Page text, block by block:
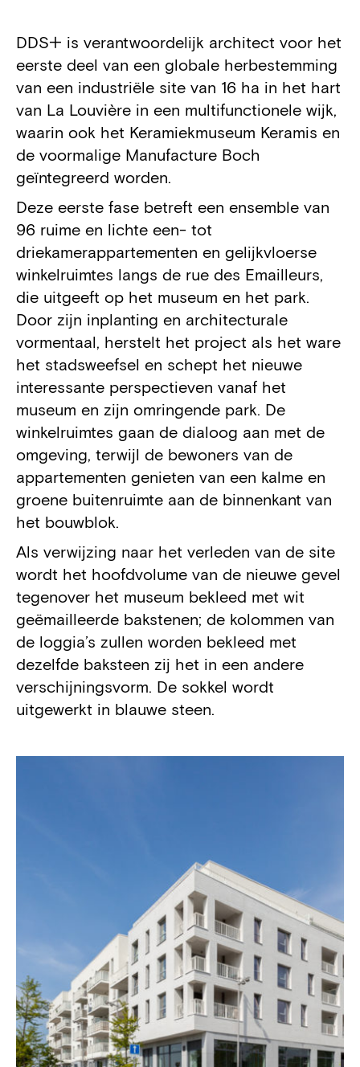
Projectdetails
DDS+ is verantwoordelijk architect voor het
eerste deel van een globale herbestemming
van een industriële site van 16 ha in het hart
van La Louvière in een multifunctionele wijk,
waarin ook het Keramiekmuseum Keramis en
de voormalige Manufacture Boch
geïntegreerd worden.
Deze eerste fase betreft een ensemble van
96 ruime en lichte een- tot
driekamerappartementen en gelijkvloerse
winkelruimtes langs de rue des Emailleurs,
die uitgeeft op het museum en het park.
Door zijn inplanting en architecturale
vormentaal, herstelt het project als het ware
het stadsweefsel en schept het nieuwe
interessante perspectieven vanaf het
museum en zijn omringende park. De
winkelruimtes gaan de dialoog aan met de
omgeving, terwijl de bewoners van de
appartementen genieten van een kalme en
groene buitenruimte aan de binnenkant van
het bouwblok.
Als verwijzing naar het verleden van de site
wordt het hoofdvolume van de nieuwe gevel
tegenover het museum bekleed met wit
geëmailleerde bakstenen; de kolommen van
de loggia’s zullen worden bekleed met
dezelfde baksteen zij het in een andere
verschijningsvorm. De sokkel wordt
uitgewerkt in blauwe steen.